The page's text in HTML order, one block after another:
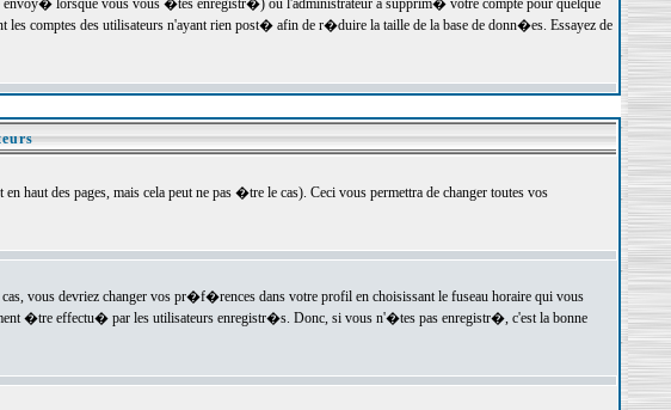
lorsque vous vous �tes enregistr�) ou l'administrateur a supprim� votre compte pour quelque
comptes des utilisateurs n'ayant rien post� afin de r�duire la taille de la base de donn�es. Essayez de
haut des pages, mais cela peut ne pas �tre le cas). Ceci vous permettra de changer toutes vos
vous devriez changer vos pr�f�rences dans votre profil en choisissant le fuseau horaire qui vous
�tre effectu� par les utilisateurs enregistr�s. Donc, si vous n'�tes pas enregistr�, c'est la bonne